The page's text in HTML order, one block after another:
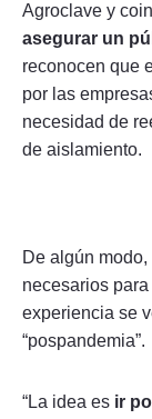
Agroclave y
asegurar un
reconocen que
por las
necesidad de
de aislamiento.
De algún
necesarios
experiencia se
“pospandemia”.
“La idea es ir